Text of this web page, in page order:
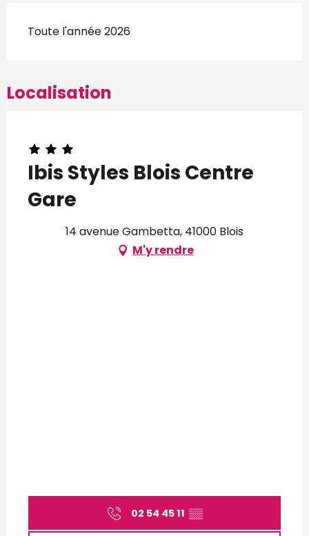
Toute l'année 2026
Localisation
Ibis Styles Blois Centre
Gare
14 avenue Gambetta, 41000 Blois
M'y rendre
02 54 45 11 ▒▒